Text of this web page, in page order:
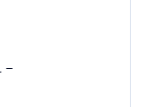
–